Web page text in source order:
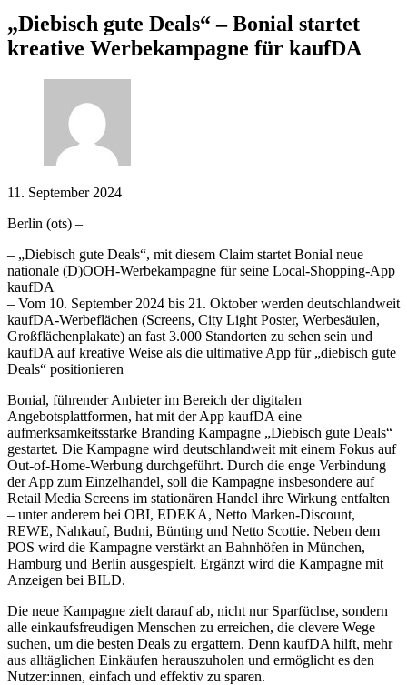
„Diebisch gute Deals“ – Bonial startet
kreative Werbekampagne für kaufDA
11. September 2024
Berlin (ots) –
– „Diebisch gute Deals“, mit diesem Claim startet Bonial neue
nationale (D)OOH-Werbekampagne für seine Local-Shopping-App
kaufDA
– Vom 10. September 2024 bis 21. Oktober werden deutschlandweit
kaufDA-Werbeflächen (Screens, City Light Poster, Werbesäulen,
Großflächenplakate) an fast 3.000 Standorten zu sehen sein und
kaufDA auf kreative Weise als die ultimative App für „diebisch gute
Deals“ positionieren
Bonial, führender Anbieter im Bereich der digitalen
Angebotsplattformen, hat mit der App kaufDA eine
aufmerksamkeitsstarke Branding Kampagne „Diebisch gute Deals“
gestartet. Die Kampagne wird deutschlandweit mit einem Fokus auf
Out-of-Home-Werbung durchgeführt. Durch die enge Verbindung
der App zum Einzelhandel, soll die Kampagne insbesondere auf
Retail Media Screens im stationären Handel ihre Wirkung entfalten
– unter anderem bei OBI, EDEKA, Netto Marken-Discount,
REWE, Nahkauf, Budni, Bünting und Netto Scottie. Neben dem
POS wird die Kampagne verstärkt an Bahnhöfen in München,
Hamburg und Berlin ausgespielt. Ergänzt wird die Kampagne mit
Anzeigen bei BILD.
Die neue Kampagne zielt darauf ab, nicht nur Sparfüchse, sondern
alle einkaufsfreudigen Menschen zu erreichen, die clevere Wege
suchen, um die besten Deals zu ergattern. Denn kaufDA hilft, mehr
aus alltäglichen Einkäufen herauszuholen und ermöglicht es den
Nutzer:innen, einfach und effektiv zu sparen.